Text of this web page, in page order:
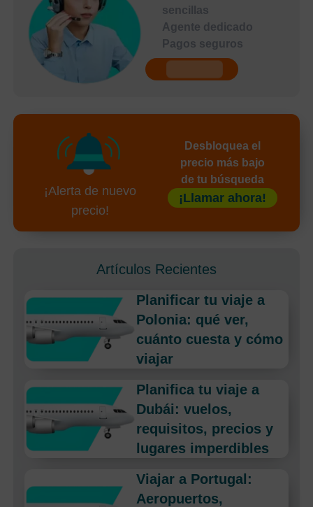
sencillas
Agente dedicado
Pagos seguros
¡Alerta de nuevo
precio!
Desbloquea el
precio más bajo
de tu búsqueda
¡Llamar ahora!
Artículos Recientes
Planificar tu viaje a
Polonia: qué ver,
cuánto cuesta y cómo
viajar
Planifica tu viaje a
Dubái: vuelos,
requisitos, precios y
lugares imperdibles
Viajar a Portugal:
Aeropuertos,